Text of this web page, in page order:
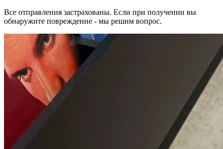
Все отправления застрахованы. Если при получении вы
обнаружите повреждение - мы решим вопрос.